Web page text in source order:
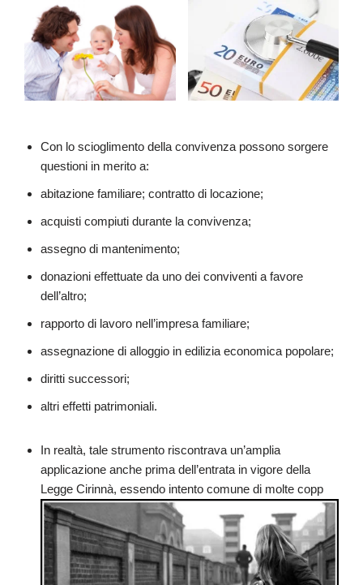
Con lo scioglimento della convivenza possono sorgere
questioni in merito a:
abitazione familiare; contratto di locazione;
acquisti compiuti durante la convivenza;
assegno di mantenimento;
donazioni effettuate da uno dei conviventi a favore
dell’altro;
rapporto di lavoro nell’impresa familiare;
assegnazione di alloggio in edilizia economica popolare;
diritti successori;
altri effetti patrimoniali.
In realtà, tale strumento riscontrava un’amplia
applicazione anche prima dell’entrata in vigore della
Legge Cirinnà, essendo intento comune di molte copp